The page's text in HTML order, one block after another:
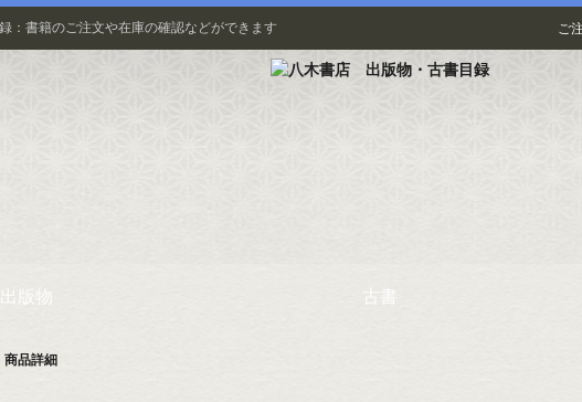
：書籍のご注文や在庫の確認などができます ご
出版物 古書
商品詳細